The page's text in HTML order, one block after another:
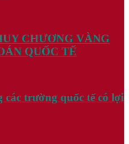
CHƯƠNG VÀNG
QUỐC TẾ
các trường quốc tế có lợi